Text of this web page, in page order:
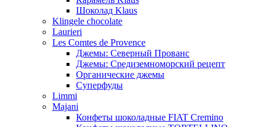
Шоколад Klaus
Klingele chocolate
Laurieri
Les Comtes de Provence
Джемы: Северный Прованс
Джемы: Средиземноморский рецепт
Органические джемы
Суперфуды
Limmi
Majani
Конфеты шоколадные FIAT Cremino